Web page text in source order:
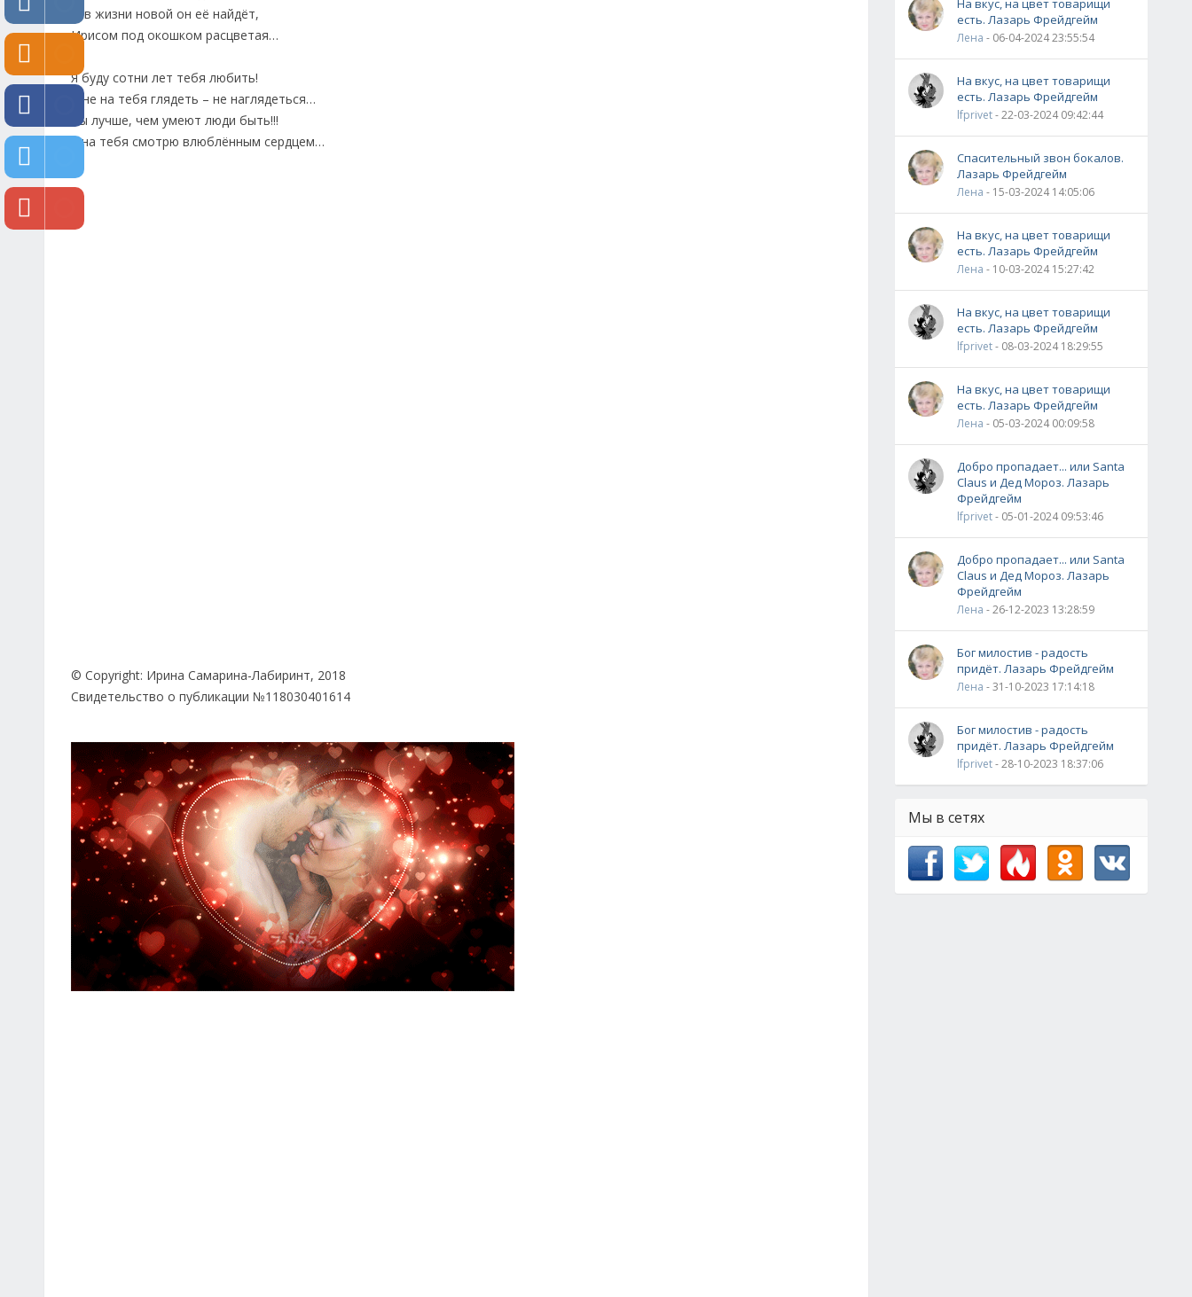
И в жизни новой он её найдёт,
Ирисом под окошком расцветая…
Я буду сотни лет тебя любить!
Мне на тебя глядеть – не наглядеться…
Ты лучше, чем умеют люди быть!!!
Я на тебя смотрю влюблённым сердцем…
© Copyright: Ирина Самарина-Лабиринт, 2018
Свидетельство о публикации №118030401614
На вкус, на цвет товарищи
есть. Лазарь Фрейдгейм
Лена - 06-04-2024 23:55:54
На вкус, на цвет товарищи
есть. Лазарь Фрейдгейм
lfprivet- 22-03-2024 09:42:44
Спасительный звон бокалов.
Лазарь Фрейдгейм
Лена - 15-03-2024 14:05:06
На вкус, на цвет товарищи
есть. Лазарь Фрейдгейм
Лена - 10-03-2024 15:27:42
На вкус, на цвет товарищи
есть. Лазарь Фрейдгейм
lfprivet- 08-03-2024 18:29:55
На вкус, на цвет товарищи
есть. Лазарь Фрейдгейм
Лена - 05-03-2024 00:09:58
Добро пропадает... или Santa
Claus и Дед Мороз. Лазарь
Фрейдгейм
lfprivet- 05-01-2024 09:53:46
Добро пропадает... или Santa
Claus и Дед Мороз. Лазарь
Фрейдгейм
Лена - 26-12-2023 13:28:59
Бог милостив - радость
придёт. Лазарь Фрейдгейм
Лена - 31-10-2023 17:14:18
Бог милостив - радость
придёт. Лазарь Фрейдгейм
lfprivet- 28-10-2023 18:37:06
Мы в сетях